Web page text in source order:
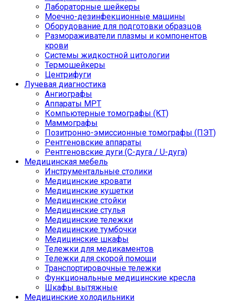
Лабораторные шейкеры
Моечно-дезинфекционные машины
Оборудование для подготовки образцов
Размораживатели плазмы и компонентов
крови
Системы жидкостной цитологии
Термошейкеры
Центрифуги
Лучевая диагностика
Ангиографы
Аппараты МРТ
Компьютерные томографы (КТ)
Маммографы
Позитронно-эмиссионные томографы (ПЭТ)
Рентгеновские аппараты
Рентгеновские дуги (С-дуга / U-дуга)
Медицинская мебель
Инструментальные столики
Медицинские кровати
Медицинские кушетки
Медицинские стойки
Медицинские стулья
Медицинские тележки
Медицинские тумбочки
Медицинские шкафы
Тележки для медикаментов
Тележки для скорой помощи
Транспортировочные тележки
Функциональные медицинские кресла
Шкафы вытяжные
Медицинские холодильники